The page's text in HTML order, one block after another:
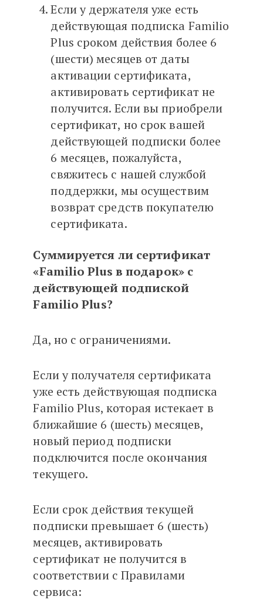
Если у держателя уже есть
действующая подписка Familio
Plus сроком действия более 6
(шести) месяцев от даты
активации сертификата,
активировать сертификат не
получится. Если вы приобрели
сертификат, но срок вашей
действующей подписки более
6 месяцев, пожалуйста,
свяжитесь с нашей службой
поддержки, мы осуществим
возврат средств покупателю
сертификата.
Суммируется ли сертификат
«Familio Plus в подарок» с
действующей подпиской
Familio Plus?
Да, но с ограничениями.
Если у получателя сертификата
уже есть действующая подписка
Familio Plus, которая истекает в
ближайшие 6 (шесть) месяцев,
новый период подписки
подключится после окончания
текущего.
Если срок действия текущей
подписки превышает 6 (шесть)
месяцев, активировать
сертификат не получится в
соответствии с Правилами
сервиса: